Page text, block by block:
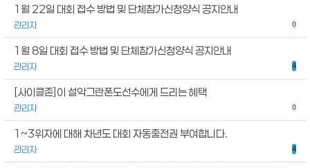
1월 22일 대회 접수 방법 및 단체참가신청양식 공지안내
관리자 0
1월 8일 대회 접수 방법 및 단체참가신청양식 공지안내
관리자 4
[사이클존]이 설악그란폰도선수에게 드리는 혜택
관리자 0
1~3위자에 대해 차년도 대회 자동출전권 부여합니다.
관리자 4